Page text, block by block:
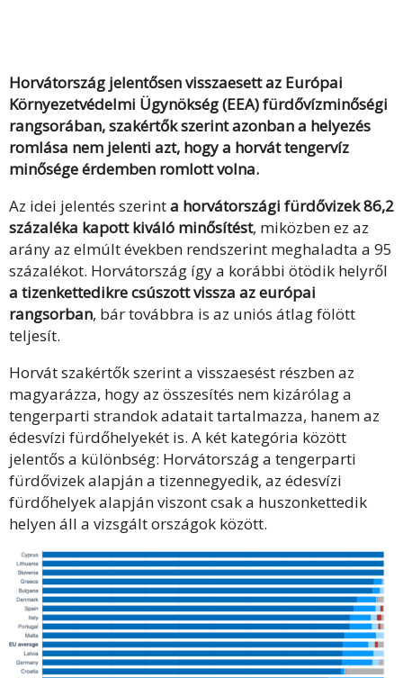
Horvátország jelentősen visszaesett az Európai
Környezetvédelmi Ügynökség (EEA) fürdővízminőségi
rangsorában, szakértők szerint azonban a helyezés
romlása nem jelenti azt, hogy a horvát tengervíz
minősége érdemben romlott volna.
Az idei jelentés szerinta horvátországi fürdővizek 86,2
százaléka kapott kiváló minősítést, miközben ez az
arány az elmúlt években rendszerint meghaladta a 95
százalékot. Horvátország így a korábbi ötödik helyről
a tizenkettedikre csúszott vissza az európai
rangsorban, bár továbbra is az uniós átlag fölött
teljesít.
Horvát szakértők szerint a visszaesést részben az
magyarázza, hogy az összesítés nem kizárólag a
tengerparti strandok adatait tartalmazza, hanem az
édesvízi fürdőhelyekét is. A két kategória között
jelentős a különbség: Horvátország a tengerparti
fürdővizek alapján a tizennegyedik, az édesvízi
fürdőhelyek alapján viszont csak a huszonkettedik
helyen áll a vizsgált országok között.